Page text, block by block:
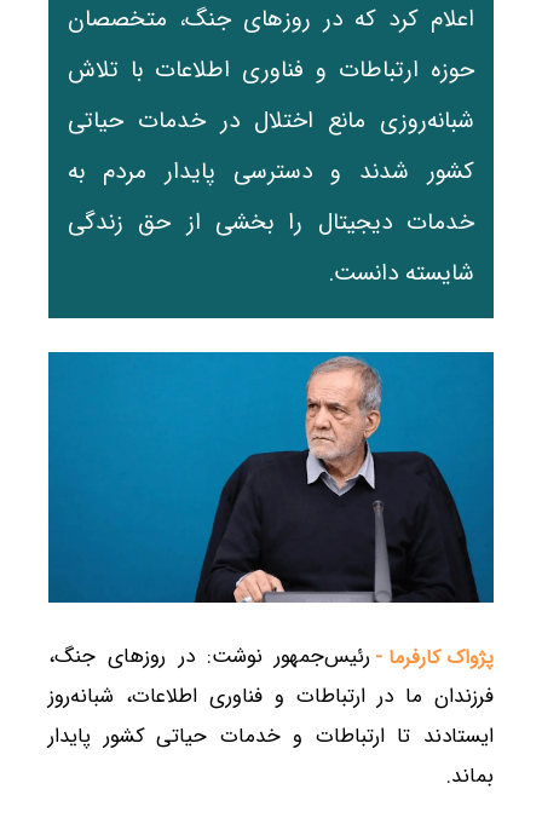
اعلام کرد که در روزهای جنگ، متخصصان
حوزه ارتباطات و فناوری اطلاعات با تلاش
شبانه‌روزی مانع اختلال در خدمات حیاتی
کشور شدند و دسترسی پایدار مردم به
خدمات دیجیتال را بخشی از حق زندگی
شایسته دانست.
پژواک کارفرما - رئیس‌جمهور نوشت: ‌در روزهای جنگ،
فرزندان ما در ارتباطات و فناوری اطلاعات، شبانه‌روز
ایستادند تا ارتباطات و خدمات حیاتی کشور پایدار
بماند.